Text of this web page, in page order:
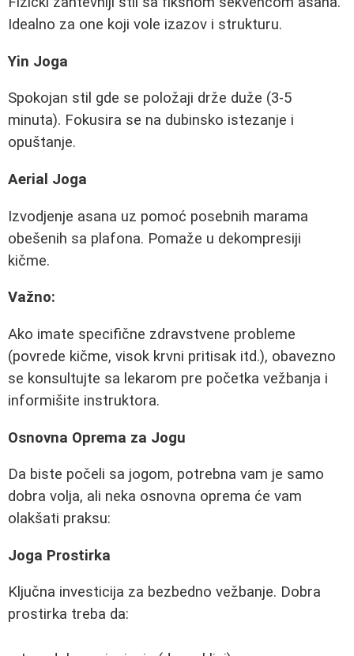
Idealno za one koji vole izazov i strukturu.
Yin Joga
Spokojan stil gde se položaji drže duže (3-5
minuta). Fokusira se na dubinsko istezanje i
opuštanje.
Aerial Joga
Izvodjenje asana uz pomoć posebnih marama
obešenih sa plafona. Pomaže u dekompresiji
kičme.
Važno:
Ako imate specifične zdravstvene probleme
(povrede kičme, visok krvni pritisak itd.), obavezno
se konsultujte sa lekarom pre početka vežbanja i
informišite instruktora.
Osnovna Oprema za Jogu
Da biste počeli sa jogom, potrebna vam je samo
dobra volja, ali neka osnovna oprema će vam
olakšati praksu:
Joga Prostirka
Ključna investicija za bezbedno vežbanje. Dobra
prostirka treba da: